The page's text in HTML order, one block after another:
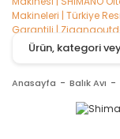
Anasayfa Balık Avı